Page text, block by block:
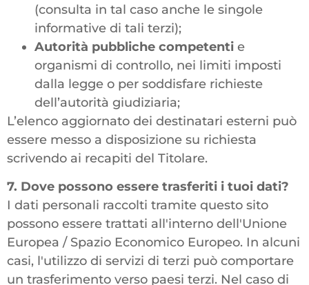
(consulta in tal caso anche le singole
informative di tali terzi);
Autorità pubbliche competenti e
organismi di controllo, nei limiti imposti
dalla legge o per soddisfare richieste
dell’autorità giudiziaria;
L’elenco aggiornato dei destinatari esterni può
essere messo a disposizione su richiesta
scrivendo ai recapiti del Titolare.
7. Dove possono essere trasferiti i tuoi dati?
I dati personali raccolti tramite questo sito
possono essere trattati all'interno dell'Unione
Europea / Spazio Economico Europeo. In alcuni
casi, l'utilizzo di servizi di terzi può comportare
un trasferimento verso paesi terzi. Nel caso di